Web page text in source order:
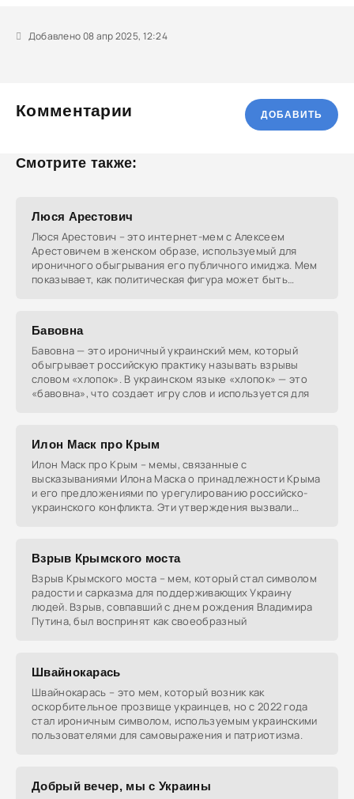
Добавлено 08 апр 2025, 12:24
Комментарии ДОБАВИТЬ
Смотрите также:
Люся Арестович
Люся Арестович – это интернет-мем с Алексеем
Арестовичем в женском образе, используемый для
ироничного обыгрывания его публичного имиджа. Мем
показывает, как политическая фигура может быть
Бавовна
Бавовна — это ироничный украинский мем, который
обыгрывает российскую практику называть взрывы
словом «хлопок». В украинском языке «хлопок» — это
«бавовна», что создает игру слов и используется для
Илон Маск про Крым
Илон Маск про Крым – мемы, связанные с
высказываниями Илона Маска о принадлежности Крыма
и его предложениями по урегулированию российско-
украинского конфликта. Эти утверждения вызвали
Взрыв Крымского моста
Взрыв Крымского моста – мем, который стал символом
радости и сарказма для поддерживающих Украину
людей. Взрыв, совпавший с днем рождения Владимира
Путина, был воспринят как своеобразный
Швайнокарась
Швайнокарась – это мем, который возник как
оскорбительное прозвище украинцев, но с 2022 года
стал ироничным символом, используемым украинскими
пользователями для самовыражения и патриотизма.
Добрый вечер, мы с Украины